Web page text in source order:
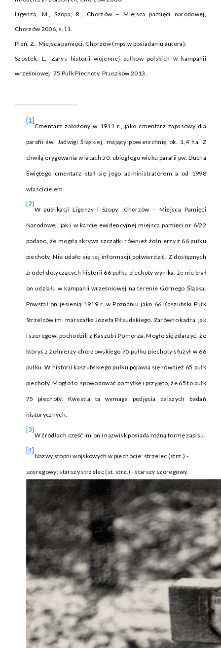
Ligenza, M., Szopa, R., Chorzów – Miejsca pamięci narodowej,
Chorzów 2006, s.11.
Pleń, Z., Miejsca pamięci, Chorzów (mps w posiadaniu autora).
Szostek, L., Zarys historii wojennej pułków polskich w kampanii
wrześniowej. 75 Pułk Piechoty. Pruszków 2013..
[1]
Cmentarz założony w 1911 r., jako cmentarz zapasowy dla
parafii św. Jadwigi Śląskiej, mający powierzchnię ok. 1,4 ha. Z
chwilą erygowania w latach 50. ubiegłego wieku parafii pw. Ducha
Świętego cmentarz stał się jego administratorem a od 1998
włascicielem.
[2]
W publikacji Ligenzy i Szopy „Chorzów – Miejsca Pamięci
Narodowej, jak i w karcie ewidencyjnej miejsca pamięci nr 6/22
podano, że mogiła skrywa szczątki również żołnierzy z 66 pułku
piechoty. Nie udało się tej informacji potwierdzić. Z dostępnych
źródeł dotyczących historii 66 pułku piechoty wynika, że nie brał
on udziału w kampanii wrześniowej na terenie Górnego Śląska.
Powstał on jesienią 1919 r. w Poznaniu jako 66 Kaszubski Pułk
Strzelców im. marszałka Józefa Piłsudskiego. Zarówno kadra, jak
i szeregowi pochodzili z Kaszub i Pomorza. Mogło się zdarzyć, że
któryś z żołnierzy chorzowskiego 75 pułku piechoty służył w 66
pułku. W historii kaszubskiego pułku pojawia się również 65 pułk
piechoty. Mogło to spowodować pomyłkę i przyjęto, że 65 to pułk
75 piechoty. Kwestia ta wymaga podjęcia dalszych badań
historycznych.
[3]
W źródłach część imion i nazwisk posiada różną formę zapisu.
[4]
Nazwy stopni wojskowych w piechocie: strzelec (strz.) -
szeregowy; starszy strzelec (st. strz.) - starszy szeregowy.